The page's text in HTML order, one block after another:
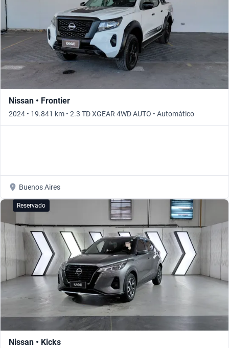
Nissan • Frontier
2024 • 19.841 km • 2.3 TD XGEAR 4WD AUTO • Automático
Buenos Aires
Reservado
Nissan • Kicks